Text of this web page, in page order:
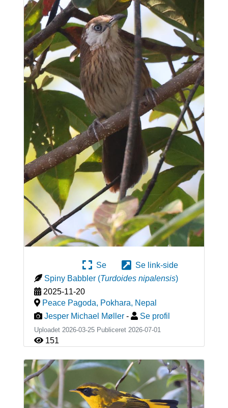
Se
Se link-side
Spiny Babbler (Turdoides nipalensis)
2025-11-20
Peace Pagoda, Pokhara, Nepal
Jesper Michael Møller - Se profil
Uploadet 2026-03-25 Publiceret 2026-07-01
151